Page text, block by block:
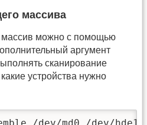
массива
можно с помощью
аргумент
сканирование
устройства нужно